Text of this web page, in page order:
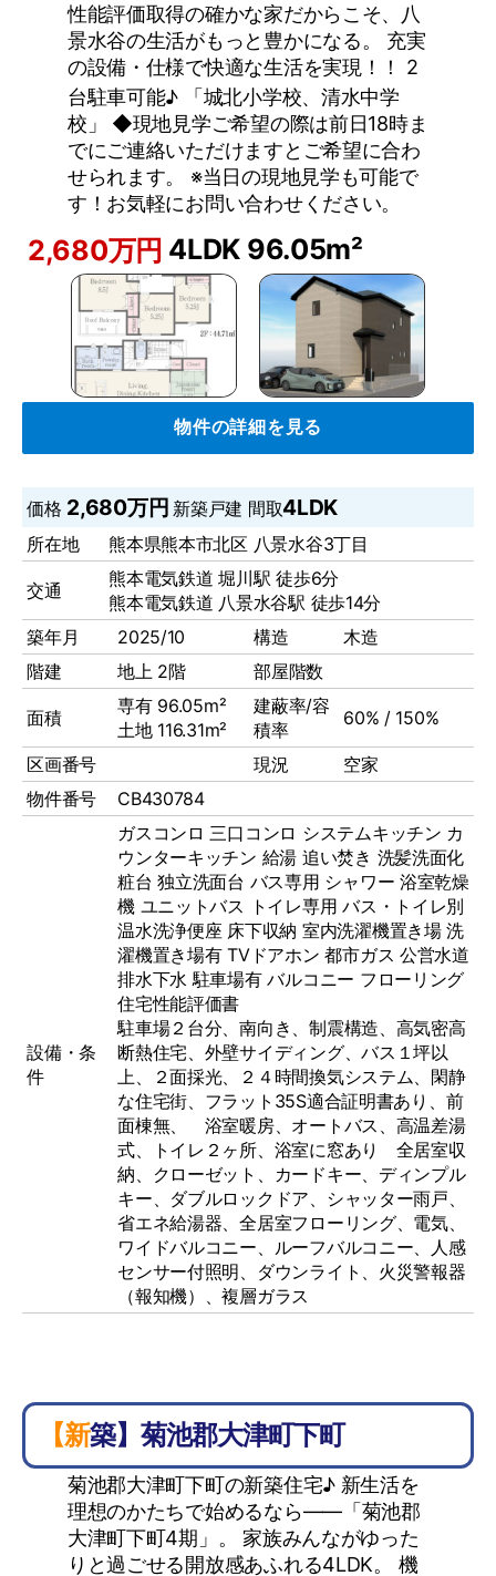
性能評価取得の確かな家だからこそ、八
景水谷の生活がもっと豊かになる。 充実
の設備・仕様で快適な生活を実現！！ 2
台駐車可能♪ 「城北小学校、清水中学
校」 ◆現地見学ご希望の際は前日18時ま
でにご連絡いただけますとご希望に合わ
せられます。 ※当日の現地見学も可能で
す！お気軽にお問い合わせください。
2,680万円 4LDK 96.05m²
物件の詳細を見る
価格 2,680万円 新築戸建 間取4LDK
所在地 熊本県熊本市北区 八景水谷3丁目
交通
熊本電気鉄道 堀川駅 徒歩6分
熊本電気鉄道 八景水谷駅 徒歩14分
築年月
2025/10 構造
木造
階建
地上 2階 部屋階数
面積
専有 96.05m²
土地 116.31m²
建蔽率/容
積率
60% / 150%
区画番号 現況
空家
物件番号
CB430784
設備・条
件
ガスコンロ 三口コンロ システムキッチン カ
ウンターキッチン 給湯 追い焚き 洗髪洗面化
粧台 独立洗面台 バス専用 シャワー 浴室乾燥
機 ユニットバス トイレ専用 バス・トイレ別
温水洗浄便座 床下収納 室内洗濯機置き場 洗
濯機置き場有 TVドアホン 都市ガス 公営水道
排水下水 駐車場有 バルコニー フローリング
住宅性能評価書
駐車場２台分、南向き、制震構造、高気密高
断熱住宅、外壁サイディング、バス１坪以
上、２面採光、２４時間換気システム、閑静
な住宅街、フラット35S適合証明書あり、前
面棟無、 浴室暖房、オートバス、高温差湯
式、トイレ２ヶ所、浴室に窓あり 全居室収
納、クローゼット、カードキー、ディンプル
キー、ダブルロックドア、シャッター雨戸、
省エネ給湯器、全居室フローリング、電気、
ワイドバルコニー、ルーフバルコニー、人感
センサー付照明、ダウンライト、火災警報器
（報知機）、複層ガラス
【新築】菊池郡大津町下町
菊池郡大津町下町の新築住宅♪ 新生活を
理想のかたちで始めるなら――「菊池郡
大津町下町4期」。 家族みんながゆった
りと過ごせる開放感あふれる4LDK。 機